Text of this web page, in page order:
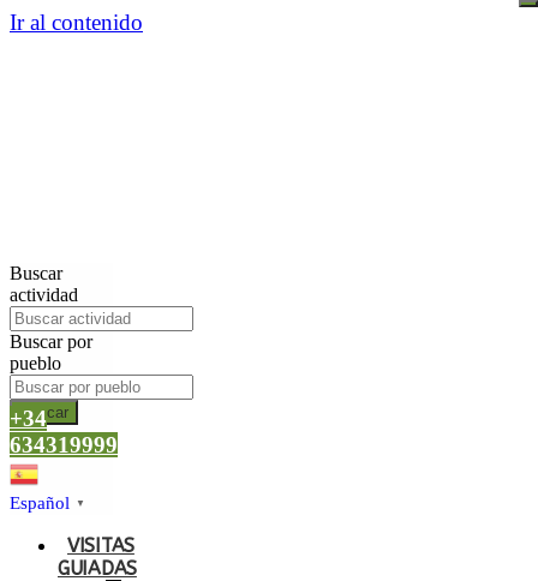
Ir al contenido
Buscar
actividad
Buscar por
pueblo
Buscar
+34
634319999
Español ▼
VISITAS
GUIADAS